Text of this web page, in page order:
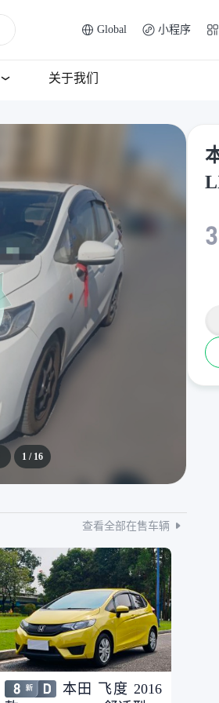
Global 小程序
关于我们
1/ 16
查看全部在售车辆
本田 飞度 2016